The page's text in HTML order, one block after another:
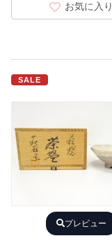
お気に入り
SALE
プレビュー